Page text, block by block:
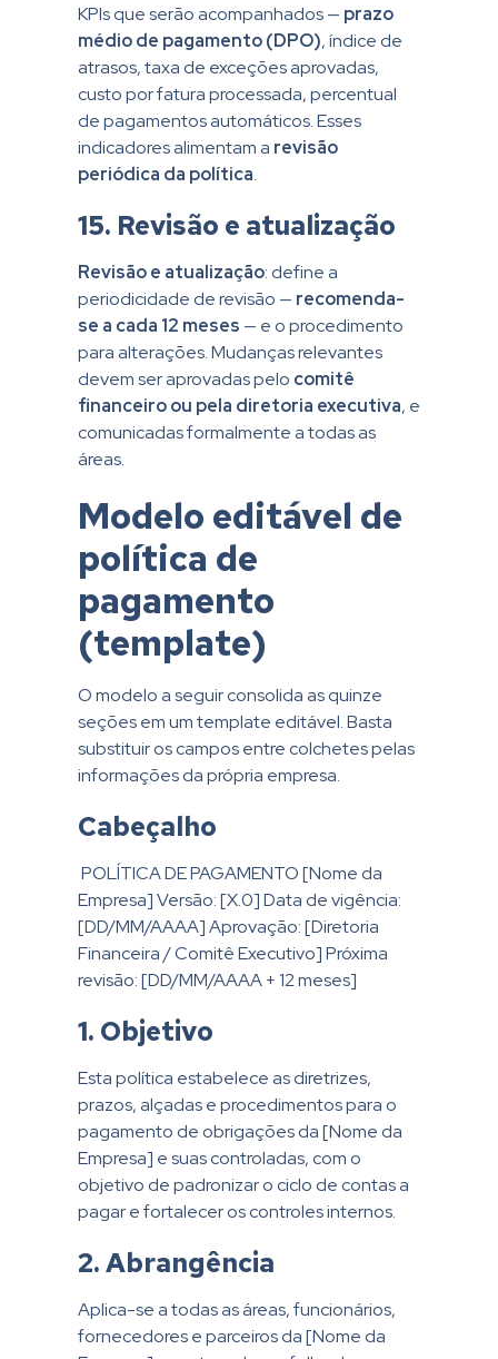
KPIs que serão acompanhados — prazo
médio de pagamento (DPO), índice de
atrasos, taxa de exceções aprovadas,
custo por fatura processada, percentual
de pagamentos automáticos. Esses
indicadores alimentam a revisão
periódica da política.
15. Revisão e atualização
Revisão e atualização: define a
periodicidade de revisão — recomenda-
se a cada 12 meses — e o procedimento
para alterações. Mudanças relevantes
devem ser aprovadas pelo comitê
financeiro ou pela diretoria executiva, e
comunicadas formalmente a todas as
áreas.
Modelo editável de
política de
pagamento
(template)
O modelo a seguir consolida as quinze
seções em um template editável. Basta
substituir os campos entre colchetes pelas
informações da própria empresa.
Cabeçalho
POLÍTICA DE PAGAMENTO [Nome da
Empresa] Versão: [X.0] Data de vigência:
[DD/MM/AAAA] Aprovação: [Diretoria
Financeira / Comitê Executivo] Próxima
revisão: [DD/MM/AAAA + 12 meses]
1. Objetivo
Esta política estabelece as diretrizes,
prazos, alçadas e procedimentos para o
pagamento de obrigações da [Nome da
Empresa] e suas controladas, com o
objetivo de padronizar o ciclo de contas a
pagar e fortalecer os controles internos.
2. Abrangência
Aplica-se a todas as áreas, funcionários,
fornecedores e parceiros da [Nome da